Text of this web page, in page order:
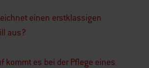
einen erstklassigen
aus?
kommt es bei der Pflege eines